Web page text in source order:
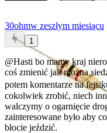
30ohmw zeszłym miesiącu
1
@Hasti bo mamy kraj
coś zmienić jak można
potem komentarze na
cokolwiek zrobić, niech
walczymy o ogarnięcie
zainteresowane było aby
błocie jeździć.